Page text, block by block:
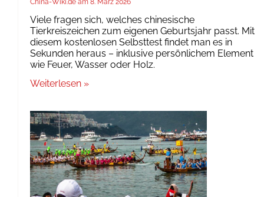
China-Wiki.de 8. März 2026
Viele fragen sich, welches chinesische
Tierkreiszeichen zum eigenen Geburtsjahr passt. Mit
diesem kostenlosen Selbsttest findet man es in
Sekunden heraus – inklusive persönlichem Element
wie Feuer, Wasser oder Holz.
Weiterlesen »